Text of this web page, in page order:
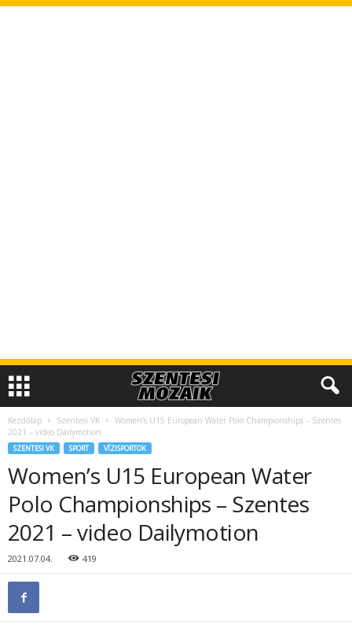
Kezdőlap Szentesi VK
Women’s U15 European Water Polo Championships – Szentes
2021 – video Dailymotion
SZENTESI VK SPORT VÍZISPORTOK
Women’s U15 European Water
Polo Championships – Szentes
2021 – video Dailymotion
2021.07.04. 419